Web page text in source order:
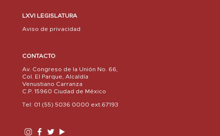
LXVI LEGISLATURA
Aviso de privacidad
CONTACTO
Av. Congreso de la Unión No. 66,
Col. El Parque, Alcaldía
Venustiano Carranza
C.P. 15960 Ciudad de México
Tel: 01 (55) 5036 0000 ext.67193